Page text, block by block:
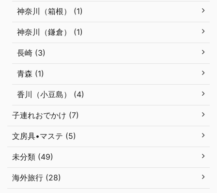
神奈川（箱根） (1)
神奈川（鎌倉） (1)
長崎 (3)
青森 (1)
香川（小豆島） (4)
子連れおでかけ (7)
文房具•マステ (5)
未分類 (49)
海外旅行 (28)